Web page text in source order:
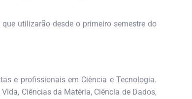
utilizarão desde o primeiro semestre do
e profissionais em Ciência e Tecnologia.
Ciências da Matéria, Ciência de Dados,